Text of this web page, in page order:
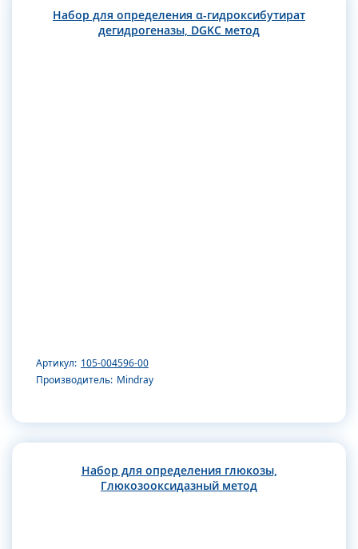
Набор для определения α-гидроксибутират
дегидрогеназы, DGKC метод
Артикул: 105-004596-00
Производитель: Mindray
Набор для определения глюкозы,
Глюкозооксидазный метод